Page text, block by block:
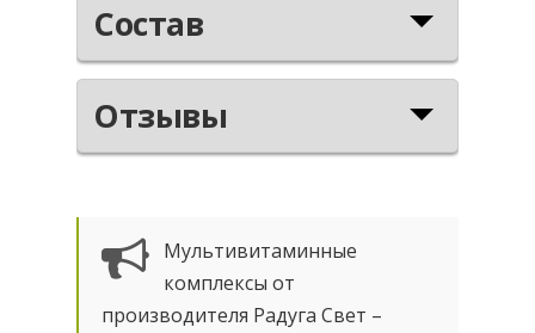
Состав
Отзывы
Мультивитаминные
комплексы от
производителя Радуга Свет –